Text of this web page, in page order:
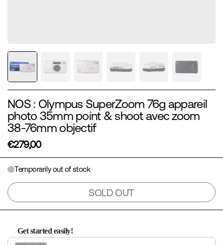
NOS : Olympus SuperZoom 76g appareil
photo 35mm point & shoot avec zoom
38-76mm objectif
€279,00
Temporarily out of stock
SOLD OUT
Get started easily!
Use the Previous and Next buttons to navigate through product